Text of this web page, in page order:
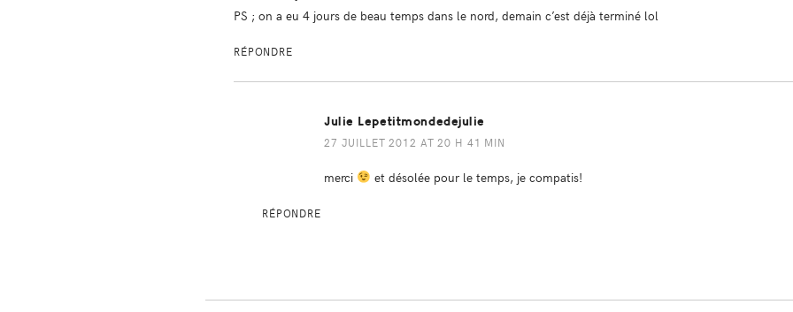
PS ; on a eu 4 jours de beau temps dans le nord, demain c’est déjà terminé lol
RÉPONDRE
Julie Lepetitmondedejulie
27 JUILLET 2012 AT 20 H 41 MIN
merci et désolée pour le temps, je compatis!
RÉPONDRE